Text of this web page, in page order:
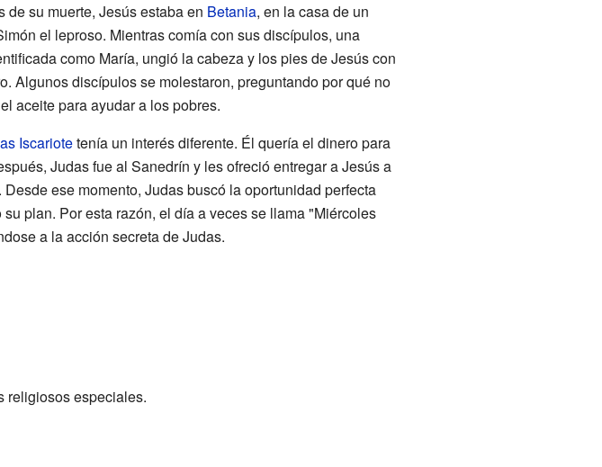
de su muerte, Jesús estaba en Betania, en la casa de un
el leproso. Mientras comía con sus discípulos, una
como María, ungió la cabeza y los pies de Jesús con
Algunos discípulos se molestaron, preguntando por qué no
aceite para ayudar a los pobres.
Iscariotetenía un interés diferente. Él quería el dinero para
Judas fue al Sanedrín y les ofreció entregar a Jesús a
ese momento, Judas buscó la oportunidad perfecta
plan. Por esta razón, el día a veces se llama "Miércoles
a la acción secreta de Judas.
religiosos especiales.